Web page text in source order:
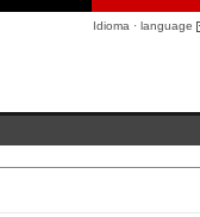
Idioma · language